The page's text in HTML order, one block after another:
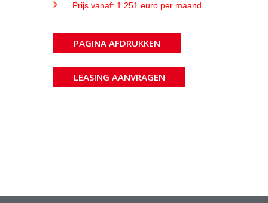
Prijs vanaf: 1.251 euro per maand
PAGINA AFDRUKKEN
LEASING AANVRAGEN